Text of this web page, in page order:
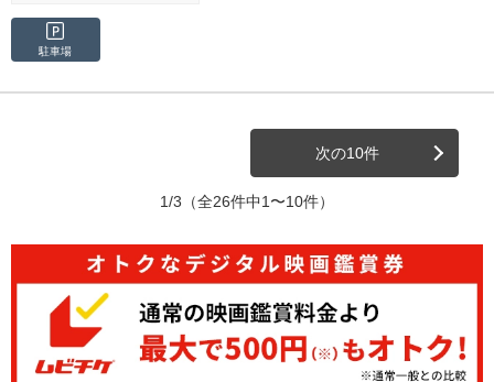
駐車場
次の10件
1/3 （全26件中1〜10件）